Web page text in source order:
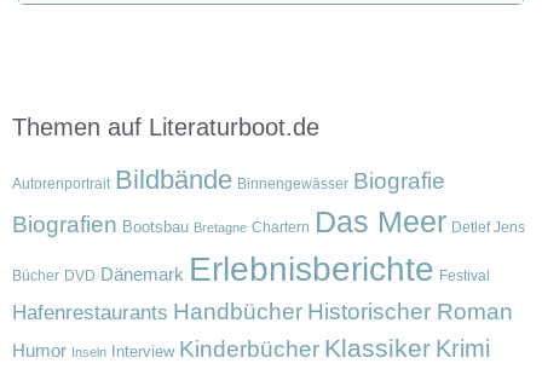
Themen auf Literaturboot.de
Autorenportrait Bildbände Binnengewässer Biografie
Biografien Bootsbau Bretagne Chartern Das Meer Detlef Jens
Bücher DVD Dänemark Erlebnisberichte Festival
Hafenrestaurants Handbücher Historischer Roman
Humor Inseln Interview Kinderbücher Klassiker Krimi